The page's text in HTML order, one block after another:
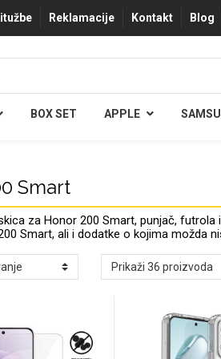
Reklamacije Kontakt Blog
BOX SET APPLE
Smart
za Honor 200 Smart, punjač,
Smart, ali i dodatke o kojima možda